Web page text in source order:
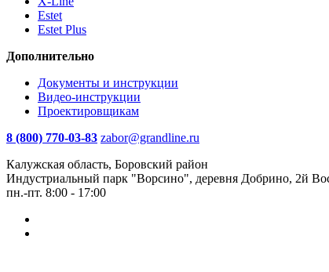
Estet
Estet Plus
Дополнительно
Документы и инструкции
Видео-инструкции
Проектировщикам
8 (800) 770-03-83 zabor@grandline.ru
Калужская область, Боровский район
Индустриальный парк "Ворсино", деревня Добрино, 2й
пн.-пт. 8:00 - 17:00